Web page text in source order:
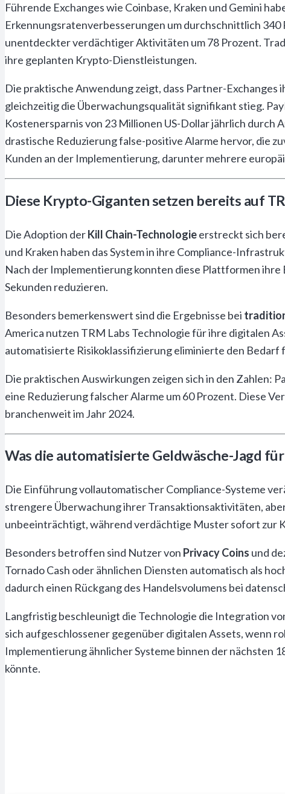
Führende Exchanges wie Coinbase, Kraken und Gemini
Erkennungsratenverbesserungen um durchschnittlich
unentdeckter verdächtiger Aktivitäten um 78 Prozent.
ihre geplanten Krypto-Dienstleistungen.
Die praktische Anwendung zeigt, dass Partner-Exchanges
gleichzeitig die Überwachungsqualität signifikant stieg.
Kostenersparnis von 23 Millionen US-Dollar jährlich
drastische Reduzierung false-positive Alarme hervor, die
Kunden an der Implementierung, darunter mehrere
Diese Krypto-Giganten setzen bereits auf
Die Adoption derKill Chain-Technologieerstreckt sich
und Kraken haben das System in ihre Compliance-
Nach der Implementierung konnten diese Plattformen
Sekunden reduzieren.
Besonders bemerkenswert sind die Ergebnisse bei
America nutzen TRM Labs Technologie für ihre digitalen
automatisierte Risikoklassifizierung eliminierte den
Die praktischen Auswirkungen zeigen sich in den Zahlen:
eine Reduzierung falscher Alarme um 60 Prozent. Diese
branchenweit im Jahr 2024.
Was die automatisierte Geldwäsche-Jagd
Die Einführung vollautomatischer Compliance-Systeme
strengere Überwachung ihrer Transaktionsaktivitäten,
unbeeinträchtigt, während verdächtige Muster sofort zur
Besonders betroffen sind Nutzer von Privacy Coins und
Tornado Cash oder ähnlichen Diensten automatisch als
dadurch einen Rückgang des Handelsvolumens bei
Langfristig beschleunigt die Technologie die Integration
sich aufgeschlossener gegenüber digitalen Assets, wenn
Implementierung ähnlicher Systeme binnen der nächsten
könnte.